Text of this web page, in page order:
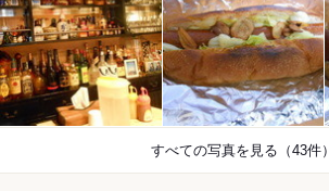
すべての写真を見る（43件）